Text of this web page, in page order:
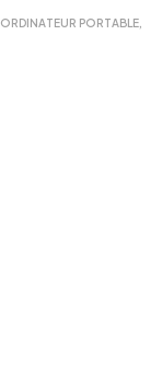
ORDINATEUR PORTABLE